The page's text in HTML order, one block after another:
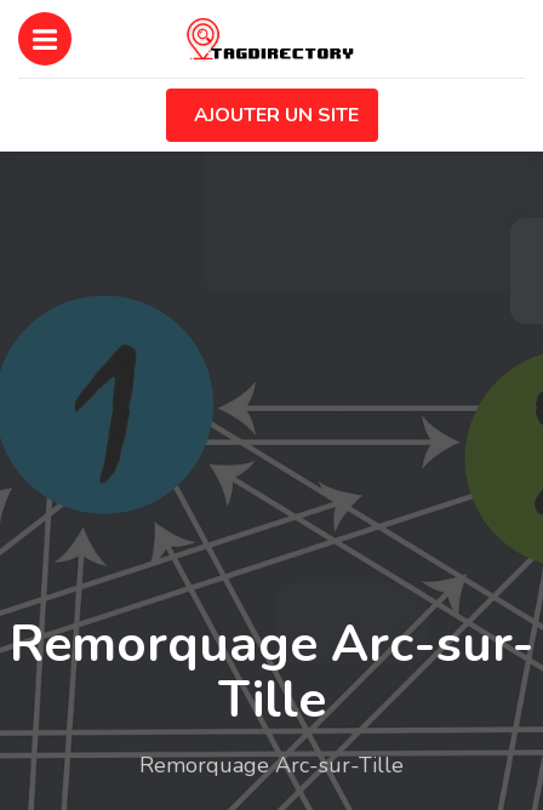
AJOUTER UN SITE
Remorquage Arc-sur-
Tille
Remorquage Arc-sur-Tille